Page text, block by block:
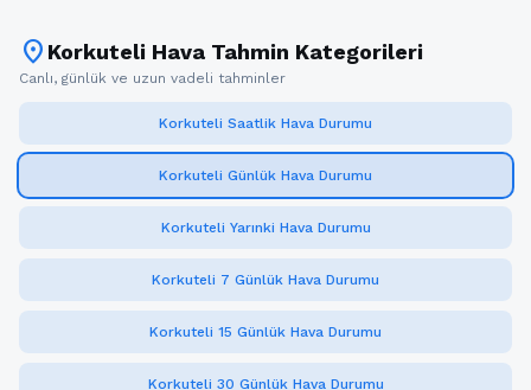
location_on Korkuteli Hava Tahmin Kategorileri
Canlı, günlük ve uzun vadeli tahminler
Korkuteli Saatlik Hava Durumu
Korkuteli Günlük Hava Durumu
Korkuteli Yarınki Hava Durumu
Korkuteli 7 Günlük Hava Durumu
Korkuteli 15 Günlük Hava Durumu
Korkuteli 30 Günlük Hava Durumu